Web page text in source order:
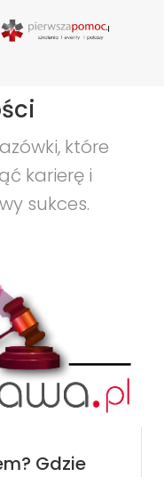
które
karierę i
sukces.
Gdzie